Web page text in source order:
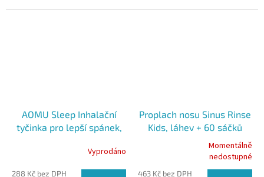
AOMU Sleep Inhalační
tyčinka pro lepší spánek,
Vyprodáno
288 Kč bez DPH
Proplach nosu Sinus Rinse
Kids, láhev + 60 sáčků
Momentálně
nedostupné
463 Kč bez DPH